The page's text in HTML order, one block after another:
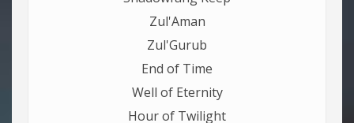
Zul'Aman
Zul'Gurub
End of Time
Well of Eternity
Hour of Twilight